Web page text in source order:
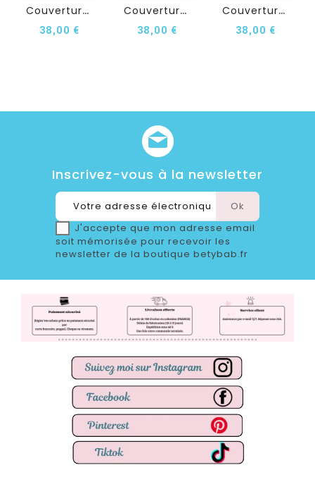
C
Ouverture Bébé...
38,00 €
C
Ouverture Personnalisée...
38,00 €
C
Ouverture Bébé...
38,00 €
Inscrivez-vous à la newsletter
J'accepte que mon adresse email
soit mémorisée pour recevoir les
newsletter de la boutique betybab.fr